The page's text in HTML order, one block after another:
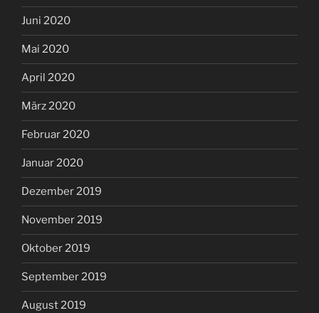
Juni 2020
Mai 2020
April 2020
März 2020
Februar 2020
Januar 2020
Dezember 2019
November 2019
Oktober 2019
September 2019
August 2019